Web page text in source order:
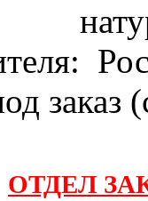
заказ
ОТДЕЛ